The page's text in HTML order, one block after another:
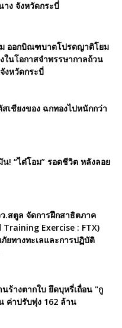
ง จังหวัดกระบี่
ออกบิณฑบาตโปรดญาติโยม
ในโอกาสจำพรรษากาลถ้วน
งหวัดกระบี่
เชียงของ ฉกทองไปหนักกว่า
! “ไต๋โอม” รอดชีวิต หลังลอย
.สตูล จัดการฝึกสาธิตภาค
Training Exercise : FTX)
ยทางทะเลและการปฏิบัติ
ร้างตากใบ ยึดบุหรี่เถื่อน "กู
ค่าปรับพุ่ง 162 ล้าน